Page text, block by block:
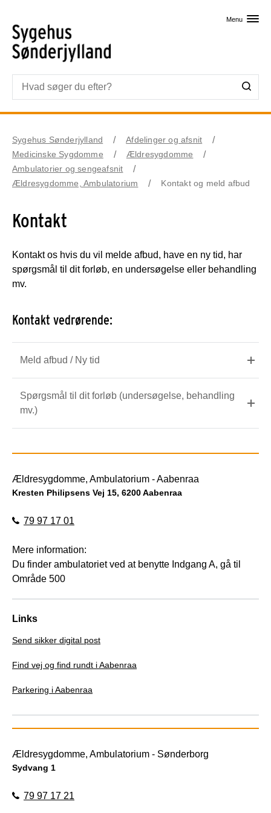
Menu
Sygehus Sønderjylland
Afdelinger og afsnit
Medicinske Sygdomme
Ældresygdomme
Ambulatorier og sengeafsnit
Ældresygdomme, Ambulatorium
Kontakt og meld afbud
Kontakt
Kontakt os hvis du vil melde afbud, have en ny tid, har
spørgsmål til dit forløb, en undersøgelse eller behandling
mv.
Kontakt vedrørende:
Meld afbud / Ny tid
Spørgsmål til dit forløb (undersøgelse, behandling
mv.)
Links
Send sikker digital post
Find vej og find rundt i Aabenraa
Parkering i Aabenraa
Ældresygdomme, Ambulatorium - Aabenraa
Kresten Philipsens Vej 15, 6200 Aabenraa
79 97 17 01
Mere information:
Du finder ambulatoriet ved at benytte Indgang A, gå til
Område 500
Ældresygdomme, Ambulatorium - Sønderborg
Sydvang 1
79 97 17 21